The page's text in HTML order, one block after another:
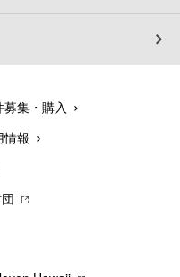
募集・購入
情報